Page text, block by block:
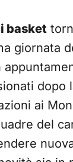
basket
giornata
dopo
ai
del